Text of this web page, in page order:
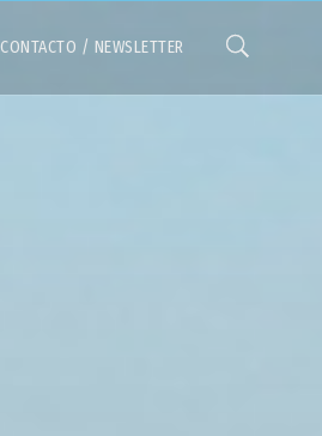
CONTACTO / NEWSLETTER